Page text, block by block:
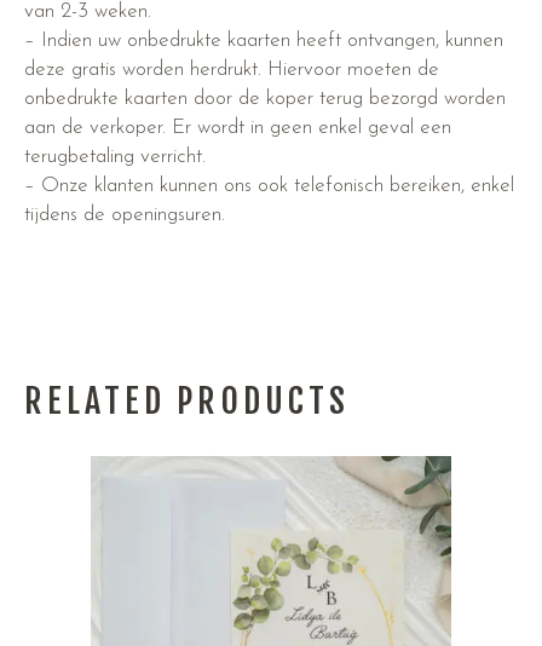
van 2-3 weken.
– Indien uw onbedrukte kaarten heeft ontvangen, kunnen
deze gratis worden herdrukt. Hiervoor moeten de
onbedrukte kaarten door de koper terug bezorgd worden
aan de verkoper. Er wordt in geen enkel geval een
terugbetaling verricht.
– Onze klanten kunnen ons ook telefonisch bereiken, enkel
tijdens de openingsuren.
RELATED PRODUCTS